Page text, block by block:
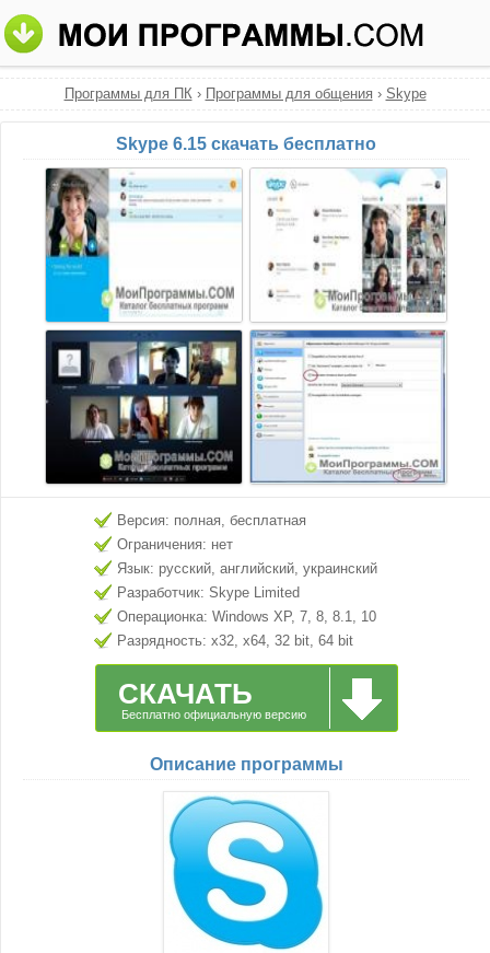
Программы для ПК› Программы для общения › Skype
Skype 6.15 скачать бесплатно
Версия: полная, бесплатная
Ограничения: нет
Язык: русский, английский, украинский
Разработчик: Skype Limited
Операционка: Windows XP, 7, 8, 8.1, 10
Разрядность: x32, x64, 32 bit, 64 bit
СКАЧАТЬ
Бесплатно официальную версию
Описание программы